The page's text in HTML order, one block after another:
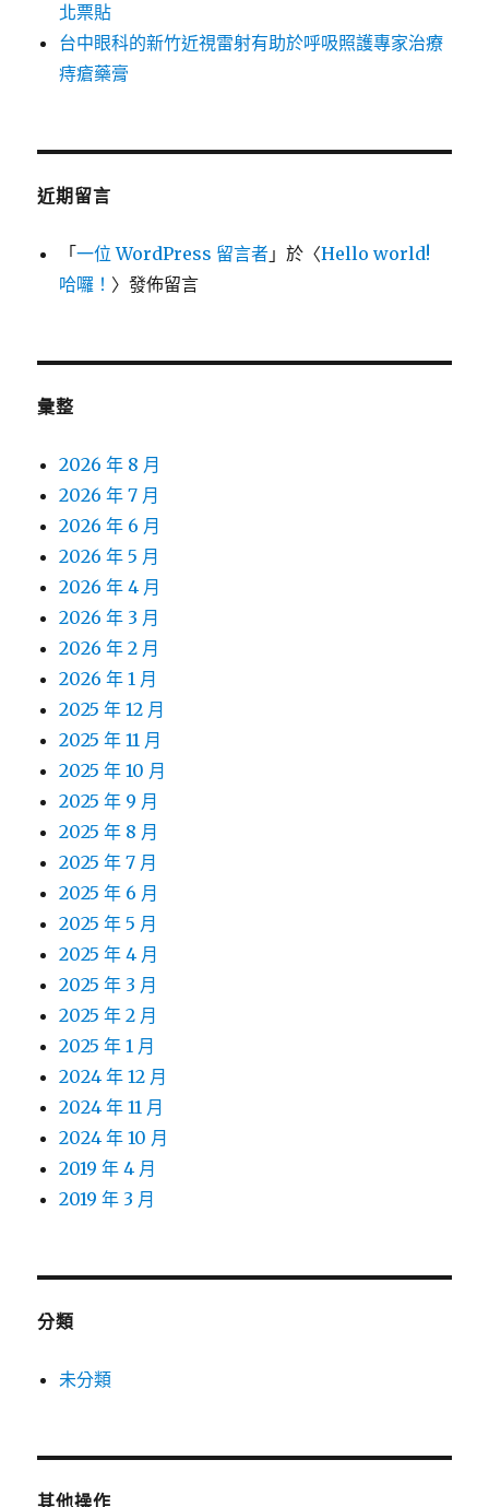
北票貼
台中眼科的新竹近視雷射有助於呼吸照護專家治療
痔瘡藥膏
近期留言
「一位 WordPress 留言者 」於〈Hello world!
哈囉！ 〉發佈留言
彙整
2026 年 8 月
2026 年 7 月
2026 年 6 月
2026 年 5 月
2026 年 4 月
2026 年 3 月
2026 年 2 月
2026 年 1 月
2025 年 12 月
2025 年 11 月
2025 年 10 月
2025 年 9 月
2025 年 8 月
2025 年 7 月
2025 年 6 月
2025 年 5 月
2025 年 4 月
2025 年 3 月
2025 年 2 月
2025 年 1 月
2024 年 12 月
2024 年 11 月
2024 年 10 月
2019 年 4 月
2019 年 3 月
分類
未分類
其他操作